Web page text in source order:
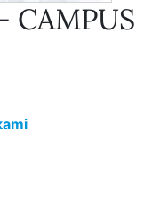
CAMPUS